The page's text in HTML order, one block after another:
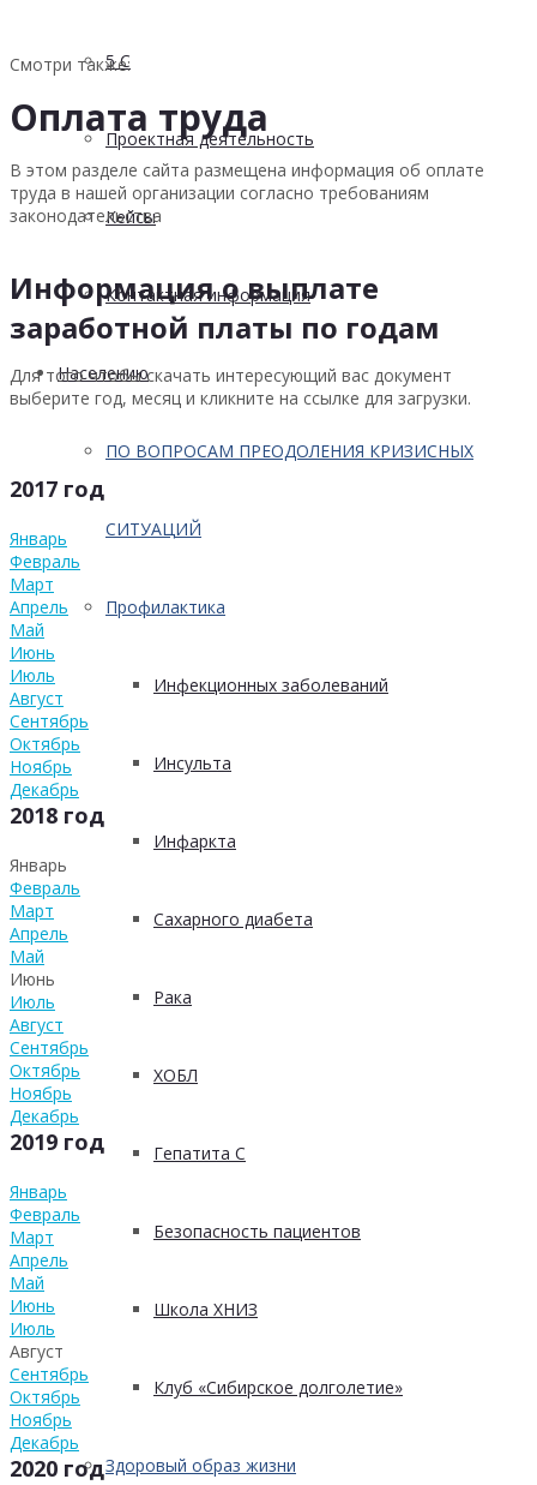
5 С
Проектная деятельность
Кейсы
Контактная информация
Населению
ПО ВОПРОСАМ ПРЕОДОЛЕНИЯ КРИЗИСНЫХ
СИТУАЦИЙ
Профилактика
Инфекционных заболеваний
Инсульта
Инфаркта
Сахарного диабета
Рака
ХОБЛ
Гепатита С
Безопасность пациентов
Школа ХНИЗ
Клуб «Сибирское долголетие»
Здоровый образ жизни
Смотри также:
Оплата труда
В этом разделе сайта размещена информация об оплате
труда в нашей организации согласно требованиям
законодательства
Информация о выплате
заработной платы по годам
Для того чтобы скачать интересующий вас документ
выберите год, месяц и кликните на ссылке для загрузки.
2017 год
Январь
Февраль
Март
Апрель
Май
Июнь
Июль
Август
Сентябрь
Октябрь
Ноябрь
Декабрь
2018 год
Январь
Февраль
Март
Апрель
Май
Июнь
Июль
Август
Сентябрь
Октябрь
Ноябрь
Декабрь
2019 год
Январь
Февраль
Март
Апрель
Май
Июнь
Июль
Август
Сентябрь
Октябрь
Ноябрь
Декабрь
2020 год